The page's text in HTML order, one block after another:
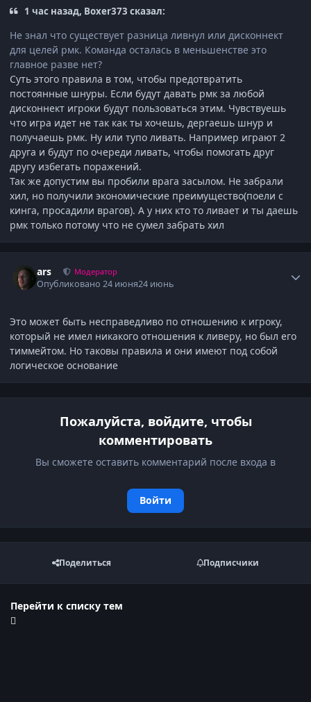
1 час назад, Boxer373 сказал:
Не знал что существует разница ливнул или дисконнект
для целей рмк. Команда осталась в меньшенстве это
главное разве нет?
Суть этого правила в том, чтобы предотвратить
постоянные шнуры. Если будут давать рмк за любой
дисконнект игроки будут пользоваться этим. Чувствуешь
что игра идет не так как ты хочешь, дергаешь шнур и
получаешь рмк. Ну или тупо ливать. Например играют 2
друга и будут по очереди ливать, чтобы помогать друг
другу избегать поражений.
Так же допустим вы пробили врага засылом. Не забрали
хил, но получили экономические преимущество(поели с
кинга, просадили врагов). А у них кто то ливает и ты даешь
рмк только потому что не сумел забрать хил
ars Модератор
Опубликовано24 июня24 июнь
Это может быть несправедливо по отношению к игроку,
который не имел никакого отношения к ливеру, но был его
тиммейтом. Но таковы правила и они имеют под собой
логическое основание
Пожалуйста, войдите, чтобы
комментировать
Вы сможете оставить комментарий после входа в
Войти
Поделиться Подписчики
Перейти к списку тем